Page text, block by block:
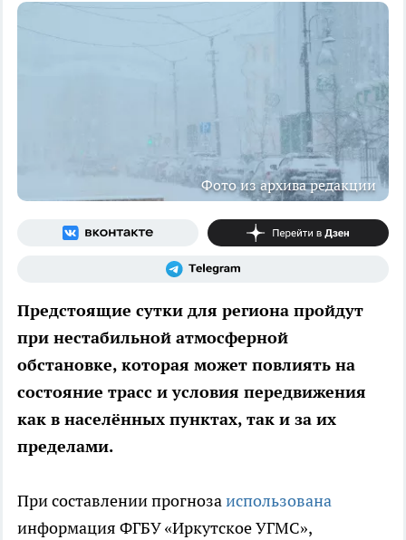
Фото из архива редакции
Предстоящие сутки для региона пройдут
при нестабильной атмосферной
обстановке, которая может повлиять на
состояние трасс и условия передвижения
как в населённых пунктах, так и за их
пределами.
При составлении прогнозаиспользована
информация ФГБУ «Иркутское УГМС»,